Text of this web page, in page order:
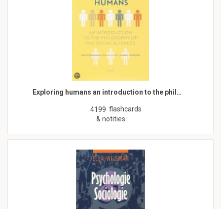
Exploring humans an introduction to the phil…
4199 flashcards
& notities